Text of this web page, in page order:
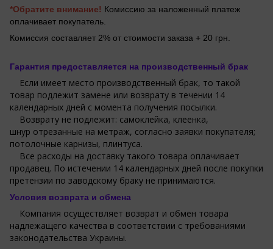
*Обратите внимание! Комиссию за наложенный платеж
оплачивает покупатель.
Комиссия составляет 2% от стоимости заказа + 20 грн.
Гарантия предоставляется на производственный брак
Если имеет место производственный брак, то такой
товар подлежит замене или возврату в течении 14
календарных дней с момента получения посылки.
Возврату не подлежит: самоклейка, клеенка,
шнур отрезанные на метраж, согласно заявки покупателя;
потолочные карнизы, плинтуса.
Все расходы на доставку такого товара оплачивает
продавец. По истечении 14 календарных дней после покупки
претензии по заводскому браку не принимаются.
Условия возврата и обмена
Компания осуществляет возврат и обмен товара
надлежащего качества в соответствии с требованиями
законодательства Украины.